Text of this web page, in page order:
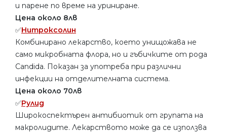
и парене по време на уриниране.
Цена около 8лв
✅Нитроксолин
Комбинирано лекарство, което унищожава не
само микробната флора, но и гъбичките от рода
Candida. Показан за употреба при различни
инфекции на отделителната система.
Цена около 70лв
✅Рулид
Широкоспектърен антибиотик от групата на
макролидите. Лекарството може да се използва